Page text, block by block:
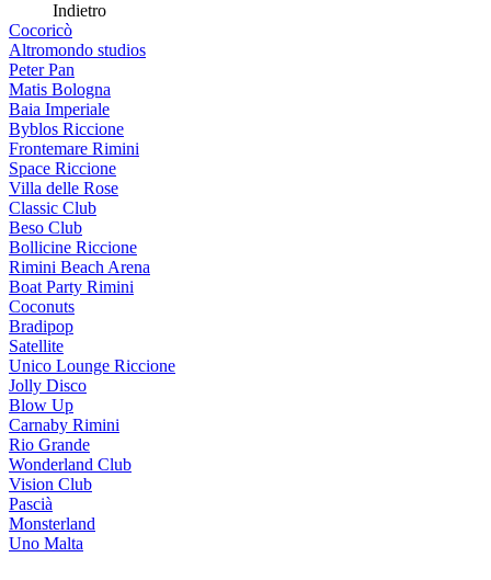
Indietro
Cocoricò
Altromondo studios
Peter Pan
Matis Bologna
Baia Imperiale
Byblos Riccione
Frontemare Rimini
Space Riccione
Villa delle Rose
Classic Club
Beso Club
Bollicine Riccione
Rimini Beach Arena
Boat Party Rimini
Coconuts
Bradipop
Satellite
Unico Lounge Riccione
Jolly Disco
Blow Up
Carnaby Rimini
Rio Grande
Wonderland Club
Vision Club
Pascià
Monsterland
Uno Malta